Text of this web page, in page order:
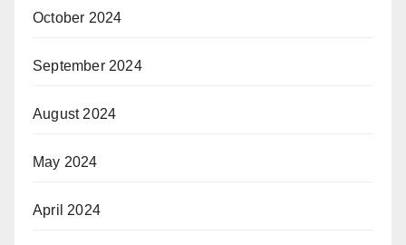
October 2024
September 2024
August 2024
May 2024
April 2024